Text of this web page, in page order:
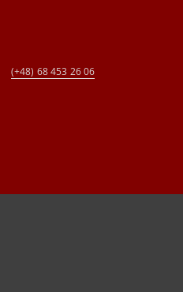
(+48) 68 453 26 06